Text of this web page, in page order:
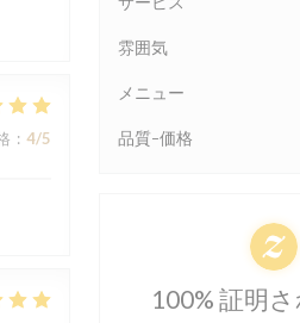
: 4/5
雰囲気
メニュー
品質-価格
100% 証明